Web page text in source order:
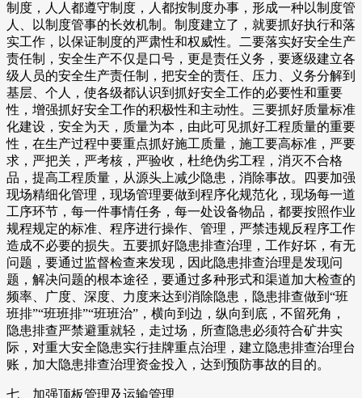
制度，人人都遵守制度，人都按制度办事，形成一种以制度管
人、以制度管事的长效机制。制度建立了，就要抓好执行和落
实工作，以保证制度的严肃性和权威性。二要落实好安全生产
责任制，安全生产不仅是口号，更是责任义务，要逐级建立各
级人员的安全生产责任制，把安全的责任、压力、义务分解到
基层、个人，使各级都认识到抓好安全工作的必要性和重要
性，增强抓好安全工作的积极性和主动性。三要抓好质量标准
化建设，安全为天，质量为本，由此可见抓好工程质量的重要
性，在生产过程中要重点抓好施工质量，施工要高标准，严要
求，严把关，严考核，严验收，杜绝伪劣工程，消灭不合格
品，提高工程质量，从源头上减少隐患，消除事故。四要加强
现场精细化管理，现场管理要做到程序化规范化，现场每一道
工序环节，每一件事情任务，每一处设备物品，都要按照作业
规程规定的标准、程序进行操作、管理，严禁违规反程序工作
造成不必要的损失。五要抓好隐患排查治理，工作好坏，有无
问题，要通过监督检查来发现，因此隐患排查治理是发现问
题，解决问题的根本途径，要通过多种形式和渠道加大检查的
频率、广度、深度、力度来达到消除隐患，隐患排查做到“班
班排”“班班排”“班班治”，横向到边，纵向到底，不留死角，
隐患排查严禁避重就轻，走过场，所查隐患必须符合矿井实
际，对重大安全隐患实行挂牌重点治理，建立隐患排查治理台
账，加大隐患排查治理资金投入，达到预防事故的目的。
七、加强顶板管理及运输管理